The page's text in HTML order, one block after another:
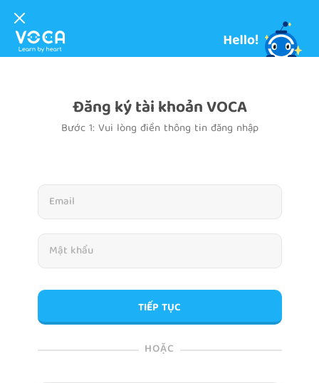
Đăng ký tài khoản VOCA
Bước 1: Vui lòng điền thông tin đăng nhập
TIẾP TỤC
HOẶC